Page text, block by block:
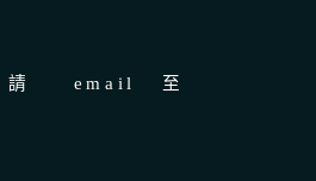
email 至